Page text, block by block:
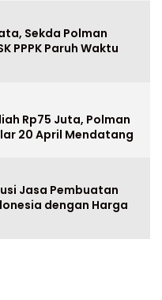
Sekda Polman
PPPK Paruh Waktu
Rp75 Juta, Polman
20 April Mendatang
Jasa Pembuatan
dengan Harga